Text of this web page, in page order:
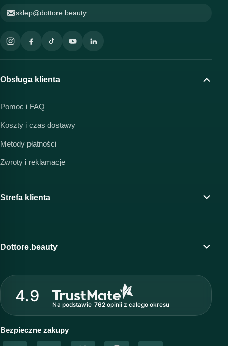
sklep@dottore.beauty
Obsługa klienta
Pomoc i FAQ
Koszty i czas dostawy
Metody płatności
Zwroty i reklamacje
Strefa klienta
Moje konto
Program lojalnościowy
Strefa profesjonalisty
Dottore.beauty
O marce Dottore
Nasz zespół
Akademia i szkolenia
Baza wiedzy
4.9
Na podstawie 762opinii z całego okresu
Bezpieczne zakupy